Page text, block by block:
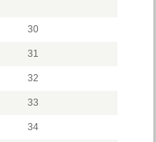
30
31
32
33
34